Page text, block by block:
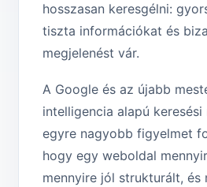
hosszasan keresgélni:
tiszta információkat és
megjelenést vár.
A Google és az újabb
intelligencia alapú
egyre nagyobb figyelmet
hogy egy weboldal
mennyire jól strukturált, és